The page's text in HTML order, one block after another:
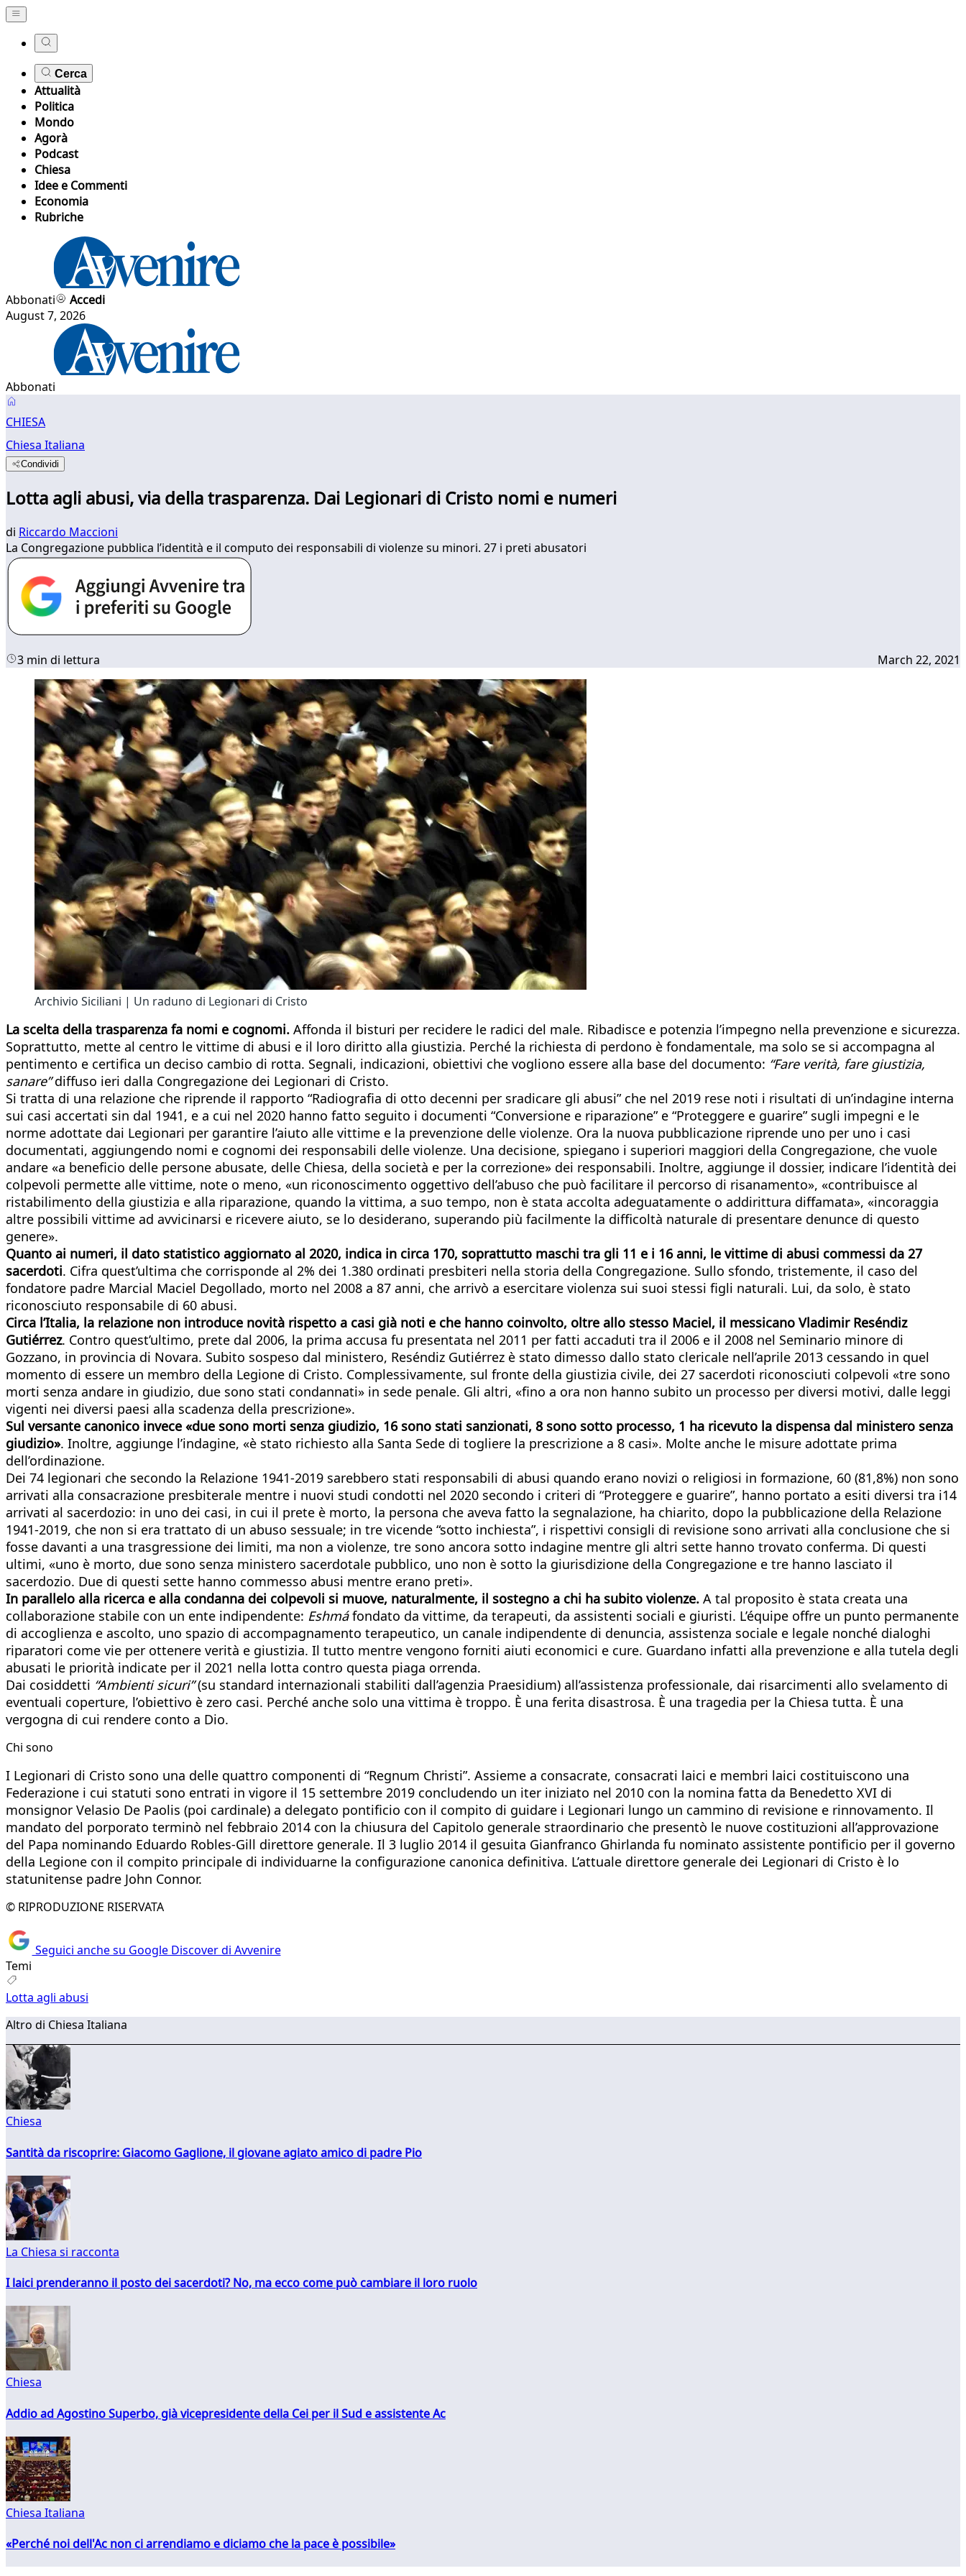
Cerca
Attualità
Politica
Mondo
Agorà
Podcast
Chiesa
Idee e Commenti
Economia
Rubriche
Abbonati
Accedi
August 7, 2026
Abbonati
CHIESA
Chiesa Italiana
Condividi
Lotta agli abusi, via della trasparenza. Dai Legionari di Cristo nomi e numeri
di Riccardo Maccioni
La Congregazione pubblica l’identità e il computo dei responsabili di violenze su minori. 27 i preti abusatori
3 min di lettura March 22, 2021
Archivio Siciliani | Un raduno di Legionari di Cristo
La scelta della trasparenza fa nomi e cognomi. Affonda il bisturi per recidere le radici del male. Ribadisce e potenzia l’impegno nella prevenzione e sicurezza.
Soprattutto, mette al centro le vittime di abusi e il loro diritto alla giustizia. Perché la richiesta di perdono è fondamentale, ma solo se si accompagna al
pentimento e certifica un deciso cambio di rotta. Segnali, indicazioni, obiettivi che vogliono essere alla base del documento: “Fare verità, fare giustizia,
sanare”diffuso ieri dalla Congregazione dei Legionari di Cristo.
Si tratta di una relazione che riprende il rapporto “Radiografia di otto decenni per sradicare gli abusi” che nel 2019 rese noti i risultati di un’indagine interna
sui casi accertati sin dal 1941, e a cui nel 2020 hanno fatto seguito i documenti “Conversione e riparazione” e “Proteggere e guarire” sugli impegni e le
norme adottate dai Legionari per garantire l’aiuto alle vittime e la prevenzione delle violenze. Ora la nuova pubblicazione riprende uno per uno i casi
documentati, aggiungendo nomi e cognomi dei responsabili delle violenze. Una decisione, spiegano i superiori maggiori della Congregazione, che vuole
andare «a beneficio delle persone abusate, delle Chiesa, della società e per la correzione» dei responsabili. Inoltre, aggiunge il dossier, indicare l’identità dei
colpevoli permette alle vittime, note o meno, «un riconoscimento oggettivo dell’abuso che può facilitare il percorso di risanamento», «contribuisce al
ristabilimento della giustizia e alla riparazione, quando la vittima, a suo tempo, non è stata accolta adeguatamente o addirittura diffamata», «incoraggia
altre possibili vittime ad avvicinarsi e ricevere aiuto, se lo desiderano, superando più facilmente la difficoltà naturale di presentare denunce di questo
genere».
Quanto ai numeri, il dato statistico aggiornato al 2020, indica in circa 170, soprattutto maschi tra gli 11 e i 16 anni, le vittime di abusi commessi da 27
sacerdoti. Cifra quest’ultima che corrisponde al 2% dei 1.380 ordinati presbiteri nella storia della Congregazione. Sullo sfondo, tristemente, il caso del
fondatore padre Marcial Maciel Degollado, morto nel 2008 a 87 anni, che arrivò a esercitare violenza sui suoi stessi figli naturali. Lui, da solo, è stato
riconosciuto responsabile di 60 abusi.
Circa l’Italia, la relazione non introduce novità rispetto a casi già noti e che hanno coinvolto, oltre allo stesso Maciel, il messicano Vladimir Reséndiz
Gutiérrez. Contro quest’ultimo, prete dal 2006, la prima accusa fu presentata nel 2011 per fatti accaduti tra il 2006 e il 2008 nel Seminario minore di
Gozzano, in provincia di Novara. Subito sospeso dal ministero, Reséndiz Gutiérrez è stato dimesso dallo stato clericale nell’aprile 2013 cessando in quel
momento di essere un membro della Legione di Cristo. Complessivamente, sul fronte della giustizia civile, dei 27 sacerdoti riconosciuti colpevoli «tre sono
morti senza andare in giudizio, due sono stati condannati» in sede penale. Gli altri, «fino a ora non hanno subito un processo per diversi motivi, dalle leggi
vigenti nei diversi paesi alla scadenza della prescrizione».
Sul versante canonico invece «due sono morti senza giudizio, 16 sono stati sanzionati, 8 sono sotto processo, 1 ha ricevuto la dispensa dal ministero senza
giudizio». Inoltre, aggiunge l’indagine, «è stato richiesto alla Santa Sede di togliere la prescrizione a 8 casi». Molte anche le misure adottate prima
dell’ordinazione.
Dei 74 legionari che secondo la Relazione 1941-2019 sarebbero stati responsabili di abusi quando erano novizi o religiosi in formazione, 60 (81,8%) non sono
arrivati alla consacrazione presbiterale mentre i nuovi studi condotti nel 2020 secondo i criteri di “Proteggere e guarire”, hanno portato a esiti diversi tra i14
arrivati al sacerdozio: in uno dei casi, in cui il prete è morto, la persona che aveva fatto la segnalazione, ha chiarito, dopo la pubblicazione della Relazione
1941-2019, che non si era trattato di un abuso sessuale; in tre vicende “sotto inchiesta”, i rispettivi consigli di revisione sono arrivati alla conclusione che si
fosse davanti a una trasgressione dei limiti, ma non a violenze, tre sono ancora sotto indagine mentre gli altri sette hanno trovato conferma. Di questi
ultimi, «uno è morto, due sono senza ministero sacerdotale pubblico, uno non è sotto la giurisdizione della Congregazione e tre hanno lasciato il
sacerdozio. Due di questi sette hanno commesso abusi mentre erano preti».
In parallelo alla ricerca e alla condanna dei colpevoli si muove, naturalmente, il sostegno a chi ha subito violenze. A tal proposito è stata creata una
collaborazione stabile con un ente indipendente: Eshmáfondato da vittime, da terapeuti, da assistenti sociali e giuristi. L’équipe offre un punto permanente
di accoglienza e ascolto, uno spazio di accompagnamento terapeutico, un canale indipendente di denuncia, assistenza sociale e legale nonché dialoghi
riparatori come vie per ottenere verità e giustizia. Il tutto mentre vengono forniti aiuti economici e cure. Guardano infatti alla prevenzione e alla tutela degli
abusati le priorità indicate per il 2021 nella lotta contro questa piaga orrenda.
Dai cosiddetti “Ambienti sicuri”(su standard internazionali stabiliti dall’agenzia Praesidium) all’assistenza professionale, dai risarcimenti allo svelamento di
eventuali coperture, l’obiettivo è zero casi. Perché anche solo una vittima è troppo. È una ferita disastrosa. È una tragedia per la Chiesa tutta. È una
vergogna di cui rendere conto a Dio.
Chi sono
I Legionari di Cristo sono una delle quattro componenti di “Regnum Christi”. Assieme a consacrate, consacrati laici e membri laici costituiscono una
Federazione i cui statuti sono entrati in vigore il 15 settembre 2019 concludendo un iter iniziato nel 2010 con la nomina fatta da Benedetto XVI di
monsignor Velasio De Paolis (poi cardinale) a delegato pontificio con il compito di guidare i Legionari lungo un cammino di revisione e rinnovamento. Il
mandato del porporato terminò nel febbraio 2014 con la chiusura del Capitolo generale straordinario che presentò le nuove costituzioni all’approvazione
del Papa nominando Eduardo Robles-Gill direttore generale. Il 3 luglio 2014 il gesuita Gianfranco Ghirlanda fu nominato assistente pontificio per il governo
della Legione con il compito principale di individuarne la configurazione canonica definitiva. L’attuale direttore generale dei Legionari di Cristo è lo
statunitense padre John Connor.
© RIPRODUZIONE RISERVATA
Seguici anche su Google Discover di Avvenire
Temi
Lotta agli abusi
Altro di Chiesa Italiana
Chiesa
Santità da riscoprire: Giacomo Gaglione, il giovane agiato amico di padre Pio
La Chiesa si racconta
I laici prenderanno il posto dei sacerdoti? No, ma ecco come può cambiare il loro ruolo
Chiesa
Addio ad Agostino Superbo, già vicepresidente della Cei per il Sud e assistente Ac
Chiesa Italiana
«Perché noi dell'Ac non ci arrendiamo e diciamo che la pace è possibile»